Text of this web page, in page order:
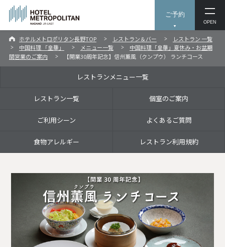
ご予約
OPEN
ホテルメトロポリタン長野TOP レストラン＆バー
レストラン 一覧
中国料理 「皇華」
メニュー一覧
中国料理「皇華」夏休み・お盆期
間営業のご案内
【開業30周年記念】信州薫風（クンプウ） ランチコース
レストランメニュー一覧
レストラン一覧 個室のご案内
ご利用シーン よくあるご質問
食物アレルギー レストラン利用規約